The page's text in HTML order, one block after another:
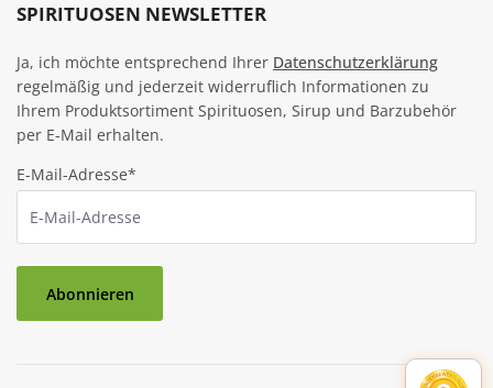
SPIRITUOSEN NEWSLETTER
Ja, ich möchte entsprechend Ihrer Datenschutzerklärung
regelmäßig und jederzeit widerruflich Informationen zu
Ihrem Produktsortiment Spirituosen, Sirup und Barzubehör
per E-Mail erhalten.
E-Mail-Adresse*
Abonnieren